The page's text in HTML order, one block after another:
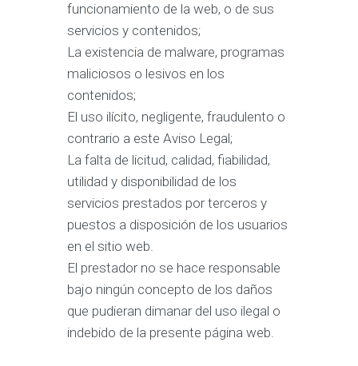
funcionamiento de la web, o de sus
servicios y contenidos;
La existencia de malware, programas
maliciosos o lesivos en los
contenidos;
El uso ilícito, negligente, fraudulento o
contrario a este Aviso Legal;
La falta de licitud, calidad, fiabilidad,
utilidad y disponibilidad de los
servicios prestados por terceros y
puestos a disposición de los usuarios
en el sitio web.
El prestador no se hace responsable
bajo ningún concepto de los daños
que pudieran dimanar del uso ilegal o
indebido de la presente página web.